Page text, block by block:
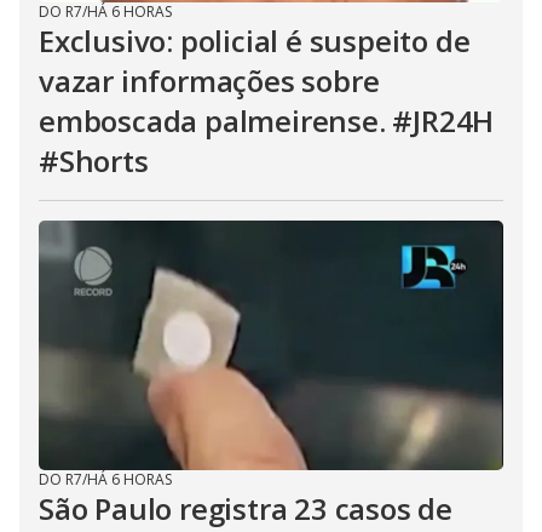
DO R7/HÁ 6 HORAS
Exclusivo: policial é suspeito de
vazar informações sobre
emboscada palmeirense. #JR24H
#Shorts
DO R7/HÁ 6 HORAS
São Paulo registra 23 casos de